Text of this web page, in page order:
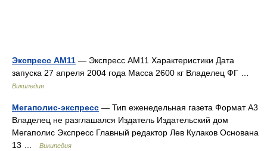
Экспресс АМ11 — Экспресс AM11 Характеристики Дата
запуска 27 апреля 2004 года Масса 2600 кг Владелец ФГ …
Википедия
Мегаполис-экспресс — Тип еженедельная газета Формат A3
Владелец не разглашался Издатель Издательский дом
Мегаполис Экспресс Главный редактор Лев Кулаков Основана
13 …
Википедия